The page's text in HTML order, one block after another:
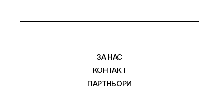
ЗА НАС
КОНТАКТ
ПАРТНЬОРИ